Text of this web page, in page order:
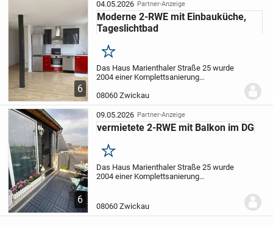
Laminat oder...
6
04.05.2026 Partner-Anzeige
Moderne 2-RWE mit Einbauküche,
Tageslichtbad
Merken
Das Haus Marienthaler Straße 25 wurde
2004 einer Komplettsanierung
Keller.Angeboten wird eine moderne 2-
Raum-Wohnung in Marienthal mit ca. 60
m². Die...
08060 Zwickau
6
09.05.2026 Partner-Anzeige
vermietete 2-RWE mit Balkon im DG
Merken
Das Haus Marienthaler Straße 25 wurde
2004 einer Komplettsanierung
vor.Angeboten wird eine moderne 2-
08060 Zwickau